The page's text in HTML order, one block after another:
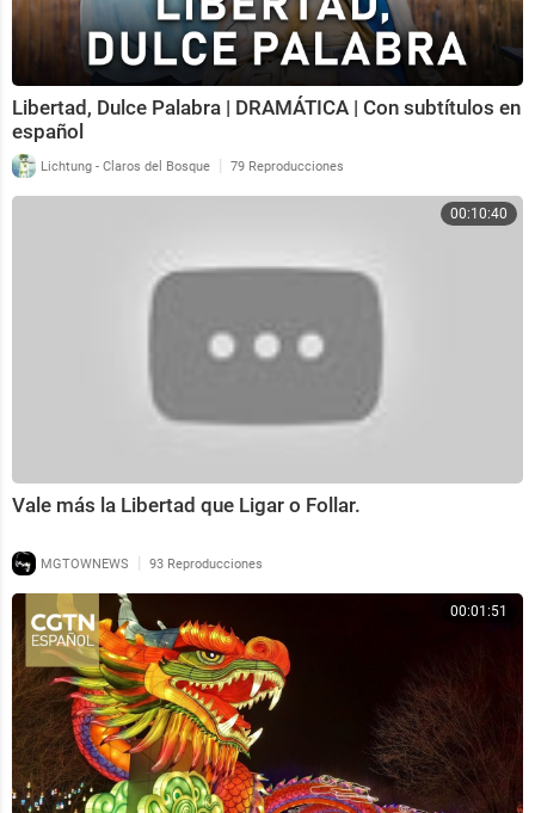
Libertad, Dulce Palabra | DRAMÁTICA | Con subtítulos en
español
Lichtung - Claros del Bosque | 79 Reproducciones
00:10:40
Vale más la Libertad que Ligar o Follar.
MGTOWNEWS | 93 Reproducciones
00:01:51